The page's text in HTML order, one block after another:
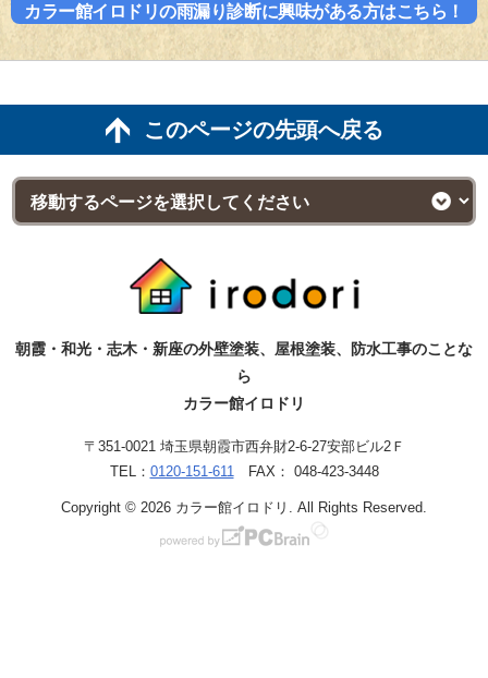
カラー館イロドリの雨漏り診断に興味がある方はこちら！
このページの先頭へ戻る
朝霞・和光・志木・新座の外壁塗装、屋根塗装、防水工事のことな
ら
カラー館イロドリ
〒351-0021 埼玉県朝霞市西弁財2-6-27安部ビル2Ｆ
TEL： 0120-151-611FAX： 048-423-3448
Copyright © 2026 カラー館イロドリ. All Rights Reserved.